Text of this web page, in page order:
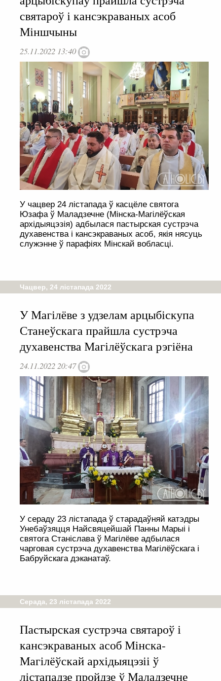
святароў і кансэкраваных асоб
Міншчыны
25.11.2022 13:40
У чацвер 24 лістапада ў касцёле святога
Юзафа ў Маладзечне (Мінска-Магілёўская
архідыяцэзія) адбылася пастырская сустрэча
духавенства і кансэкраваных асоб, якія нясуць
служэнне ў парафіях Мінскай вобласці.
Чацвер, 24 лістапада 2022
У Магілёве з удзелам арцыбіскупа
Станеўскага прайшла сустрэча
духавенства Магілёўскага рэгіёна
24.11.2022 20:47
У сераду 23 лістапада ў старадаўняй катэдры
Унебаўзяцця Найсвяцейшай Панны Марыі і
святога Станіслава ў Магілёве адбылася
чарговая сустрэча духавенства Магілёўскага і
Бабруйскага дэканатаў.
Серада, 23 лістапада 2022
Пастырская сустрэча святароў і
кансэкраваных асоб Мінска-
Магілёўскай архідыяцэзіі ў
лістападзе пройдзе ў Маладзечне